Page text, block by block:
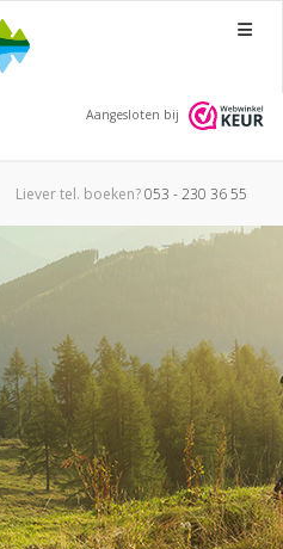
Menu
Aangesloten bij
Liever tel. boeken?053 - 230 36 55